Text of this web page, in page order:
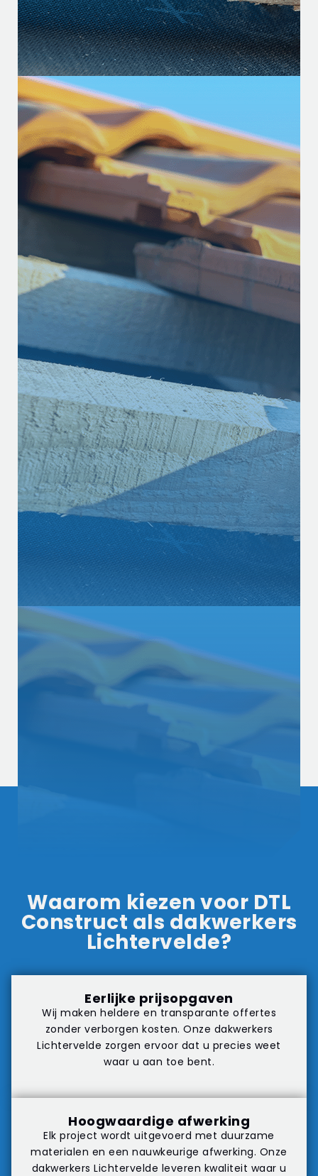
Waarom kiezen voor DTL
Construct als dakwerkers
Lichtervelde?
Eerlijke prijsopgaven
Wij maken heldere en transparante offertes
zonder verborgen kosten. Onze dakwerkers
Lichtervelde zorgen ervoor dat u precies weet
waar u aan toe bent.
Hoogwaardige afwerking
Elk project wordt uitgevoerd met duurzame
materialen en een nauwkeurige afwerking. Onze
dakwerkers Lichtervelde leveren kwaliteit waar u